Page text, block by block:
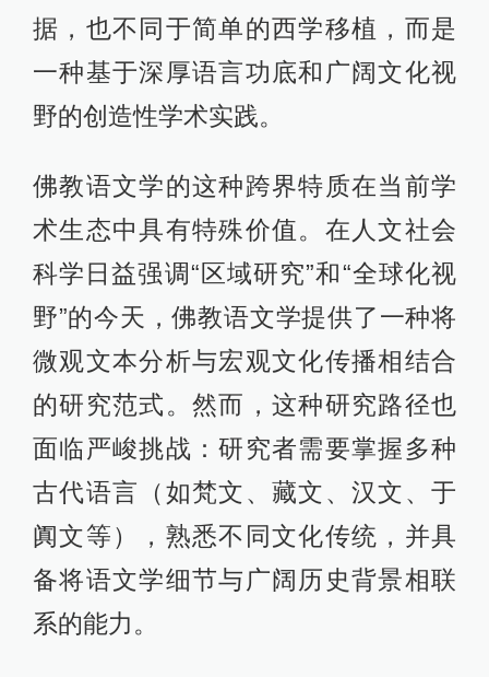
据，也不同于简单的西学移植，而是
一种基于深厚语言功底和广阔文化视
野的创造性学术实践。
佛教语文学的这种跨界特质在当前学
术生态中具有特殊价值。在人文社会
科学日益强调“区域研究”和“全球化视
野”的今天，佛教语文学提供了一种将
微观文本分析与宏观文化传播相结合
的研究范式。然而，这种研究路径也
面临严峻挑战：研究者需要掌握多种
古代语言（如梵文、藏文、汉文、于
阗文等），熟悉不同文化传统，并具
备将语文学细节与广阔历史背景相联
系的能力。